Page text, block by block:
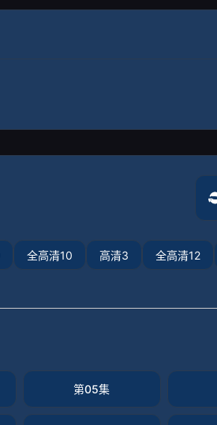
全高清10 高清3 全高清12
第05集